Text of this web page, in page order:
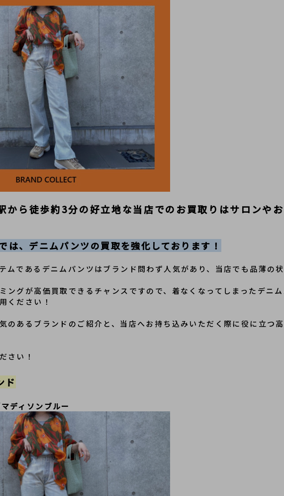
ら徒歩約3分の好立地な当店でのお買取りはサロンや
は、デニムパンツの買取を強化しております！
ムであるデニムパンツはブランド問わず人気があり、当店でも品薄の
ングが高価買取できるチャンスですので、着なくなってしまったデニ
ください！
のあるブランドのご紹介と、当店へお持ち込みいただく際に役に立つ
さい！
ド
ディソンブルー